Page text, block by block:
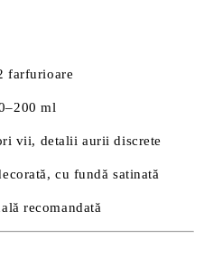
farfurioare
ml
vii, detalii aurii discrete
cu fundă satinată
recomandată